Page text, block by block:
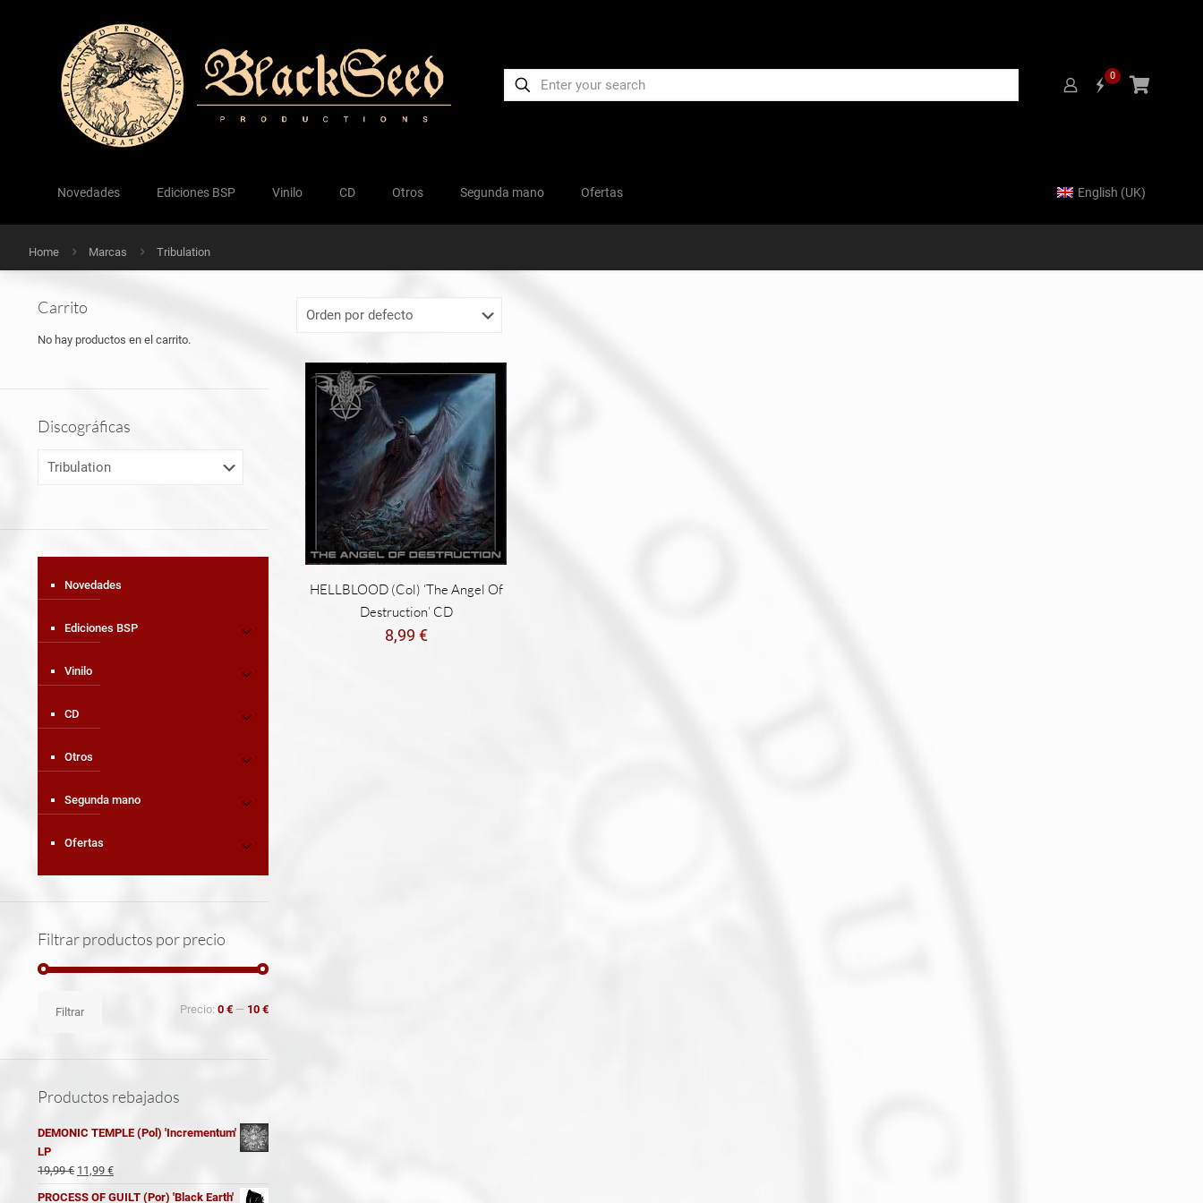
0
Novedades Ediciones BSP Vinilo CD Otros Segunda mano Ofertas English (UK)
Home Marcas Tribulation
HELLBLOOD (Col) ‘The Angel Of
Destruction’ CD
8,99 €
Carrito
No hay productos en el carrito.
Discográficas
Novedades
Ediciones BSP
Vinilo
CD
Otros
Segunda mano
Ofertas
Filtrar productos por precio
mínimo
máximo
Filtrar Precio: 0 € — 10 €
Productos rebajados
DEMONIC TEMPLE (Pol) 'Incrementum'
LP
19,99€ El
11,99 €El
PROCESS OF GUILT (Por) 'Black Earth'